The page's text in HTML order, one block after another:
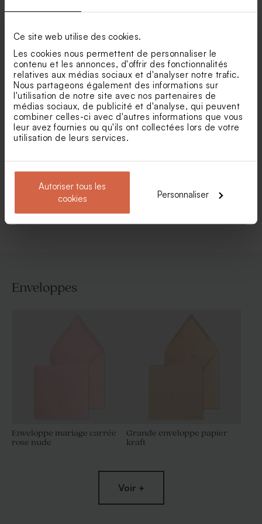
Ce site web utilise des cookies.
Les cookies nous permettent de personnaliser le
contenu et les annonces, d'offrir des fonctionnalités
relatives aux médias sociaux et d'analyser notre trafic.
Nous partageons également des informations sur
l'utilisation de notre site avec nos partenaires de
médias sociaux, de publicité et d'analyse, qui peuvent
combiner celles-ci avec d'autres informations que vous
leur avez fournies ou qu'ils ont collectées lors de votre
utilisation de leurs services.
Autoriser tous les
cookies
Personnaliser
Botao branco blanc
photomaton (et fleurs
Papeterie
carton d'invitation
la vie (et fleurs séchées*)
Enveloppes
Enveloppe mariage carrée
rose nude
Grande enveloppe papier
kraft
Voir +